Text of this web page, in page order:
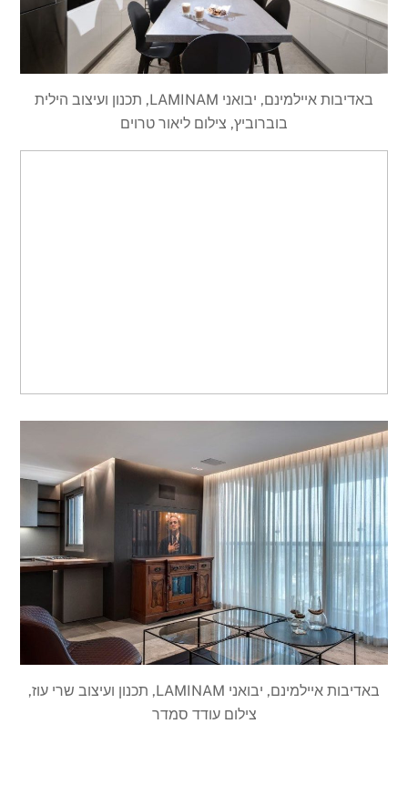
באדיבות איילמינם, יבואני LAMINAM, תכנון ועיצוב הילית
בוברוביץ, צילום ליאור טרוים
באדיבות איילמינם, יבואני LAMINAM, תכנון ועיצוב שרי עוז,
צילום עודד סמדר